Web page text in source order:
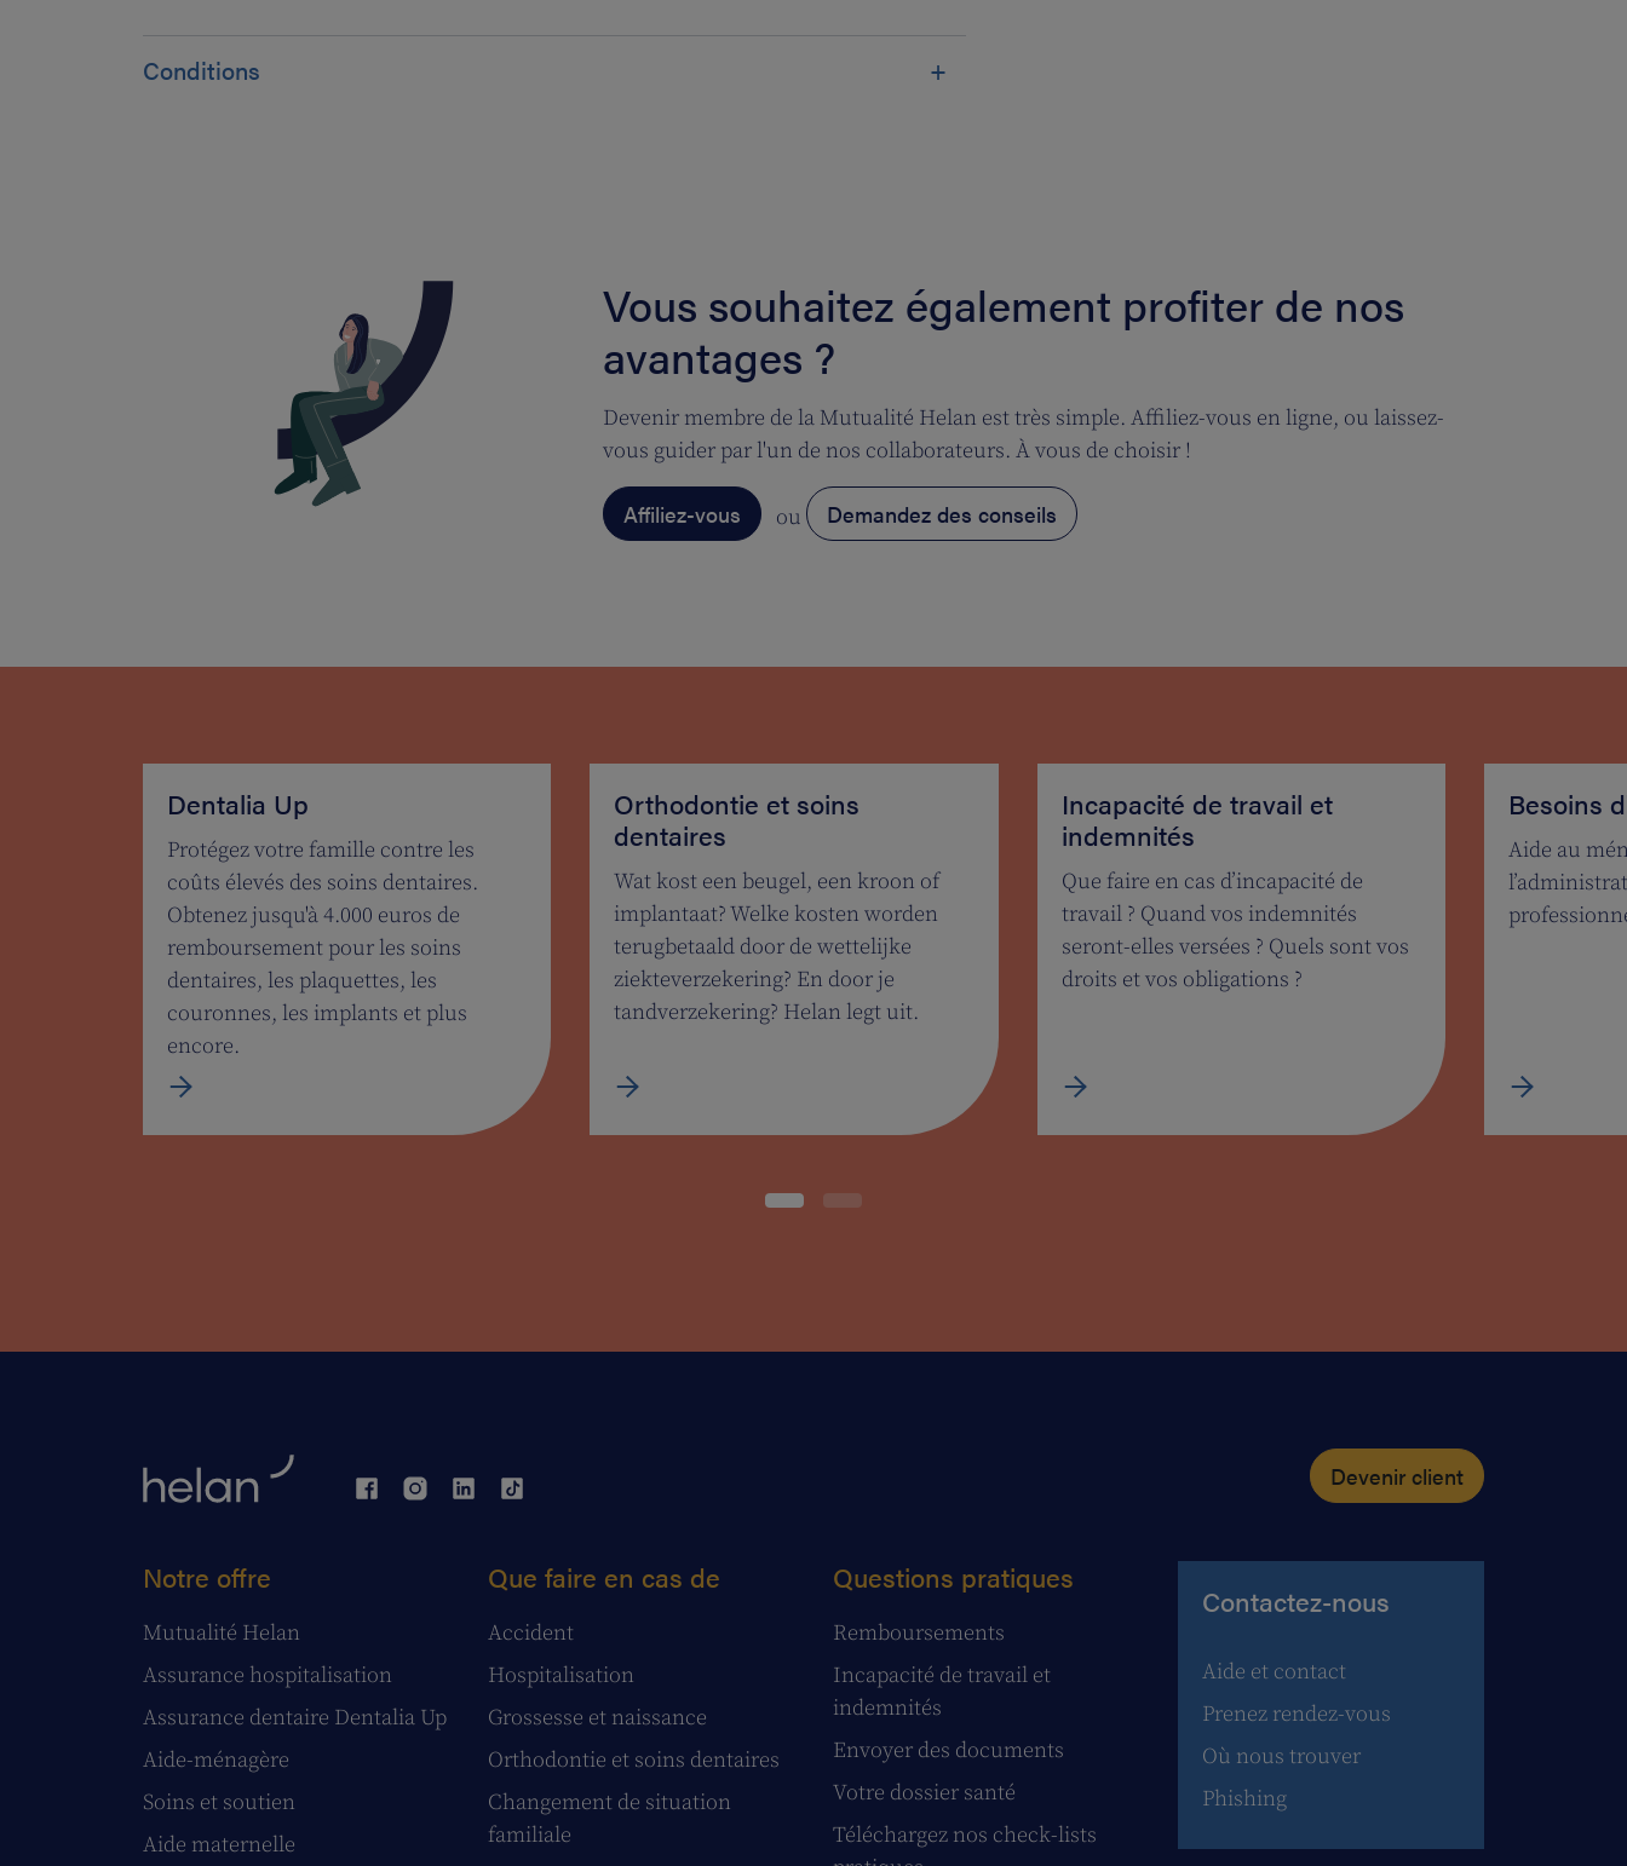
Conditions
Vous souhaitez également profiter de nos
avantages ?
Devenir membre de la Mutualité Helan est très simple. Affiliez-vous en ligne, ou laissez-
vous guider par l'un de nos collaborateurs. À vous de choisir !
Affiliez-vous ou Demandez des conseils
Dentalia Up
Protégez votre famille contre les
coûts élevés des soins dentaires.
Obtenez jusqu'à 4.000 euros de
remboursement pour les soins
dentaires, les plaquettes, les
couronnes, les implants et plus
encore.
Orthodontie et soins
dentaires
Wat kost een beugel, een kroon of
implantaat? Welke kosten worden
terugbetaald door de wettelijke
ziekteverzekering? En door je
tandverzekering? Helan legt uit.
Incapacité de travail et
indemnités
Que faire en cas d’incapacité de
travail ? Quand vos indemnités
seront-elles versées ? Quels sont vos
droits et vos obligations ?
Besoins
Aide au
Devenir client
Notre offre
Mutualité Helan
Assurance hospitalisation
Assurance dentaire Dentalia Up
Aide-ménagère
Soins et soutien
Aide maternelle
Que faire en cas de
Accident
Hospitalisation
Grossesse et naissance
Orthodontie et soins dentaires
Changement de situation
familiale
Questions pratiques
Remboursements
Incapacité de travail et
indemnités
Envoyer des documents
Votre dossier santé
Téléchargez nos check-lists
Contactez-nous
Aide et contact
Prenez rendez-vous
Où nous trouver
Phishing